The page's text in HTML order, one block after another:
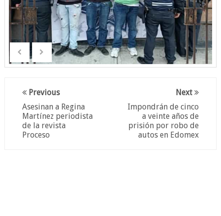
Next
Impondrán de cinco
a veinte años de
prisión por robo de
autos en Edomex
Previous
Asesinan a Regina
Martínez periodista
de la revista
Proceso